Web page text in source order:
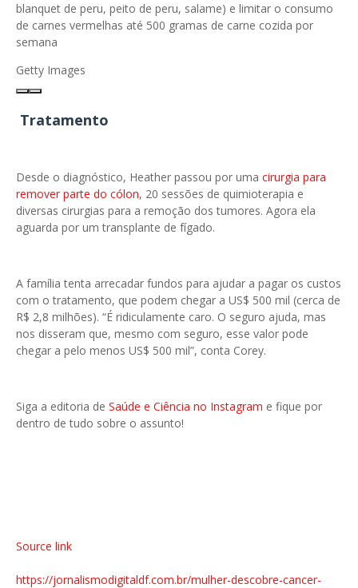
blanquet de peru, peito de peru, salame) e limitar o consumo
de carnes vermelhas até 500 gramas de carne cozida por
semana
Getty Images
Tratamento
Desde o diagnóstico, Heather passou por uma cirurgia para
remover parte do cólon, 20 sessões de quimioterapia e
diversas cirurgias para a remoção dos tumores. Agora ela
aguarda por um transplante de fígado.
A família tenta arrecadar fundos para ajudar a pagar os custos
com o tratamento, que podem chegar a US$ 500 mil (cerca de
R$ 2,8 milhões). “É ridiculamente caro. O seguro ajuda, mas
nos disseram que, mesmo com seguro, esse valor pode
chegar a pelo menos US$ 500 mil”, conta Corey.
Siga a editoria de Saúde e Ciência no Instagram e fique por
dentro de tudo sobre o assunto!
Source link
https://jornalismodigitaldf.com.br/mulher-descobre-cancer-